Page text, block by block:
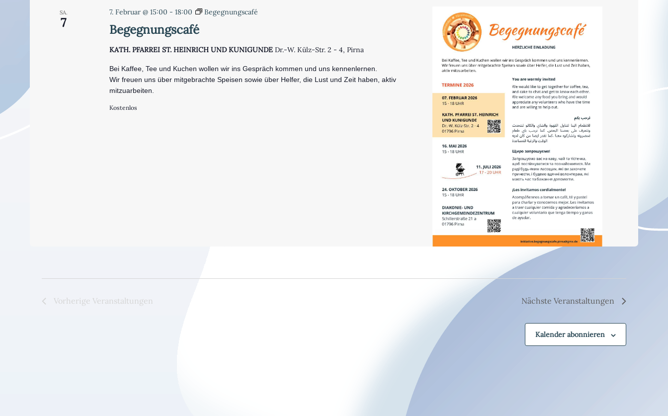
SA.
7 Begegnungscafé
7. Februar @ 15:00 - 18:00 Begegnungscafé
KATH. PFARREI ST. HEINRICH UND KUNIGUNDE Dr.-W. Külz-Str. 2 - 4, Pirna
Bei Kaffee, Tee und Kuchen wollen wir ins Gespräch kommen und uns kennenlernen.
Wir freuen uns über mitgebrachte Speisen sowie über Helfer, die Lust und Zeit haben, aktiv
mitzuarbeiten.
Kostenlos
Vorherige Veranstaltungen Nächste Veranstaltungen
Kalender abonnieren